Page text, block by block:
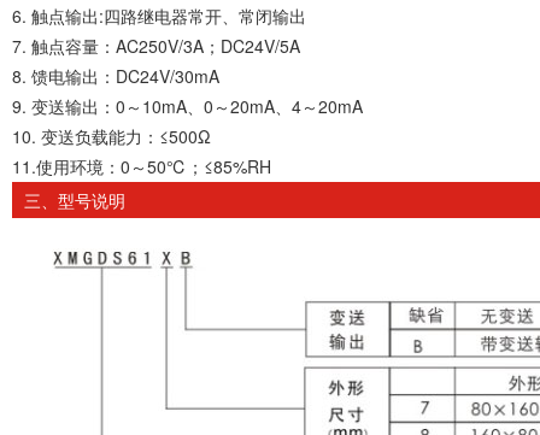
6. 触点输出:四路继电器常开、常闭输出
7. 触点容量：AC250V/3A；DC24V/5A
8. 馈电输出：DC24V/30mA
9. 变送输出：0～10mA、0～20mA、4～20mA
10. 变送负载能力：≤500Ω
11.使用环境：0～50℃；≤85%RH
三、型号说明